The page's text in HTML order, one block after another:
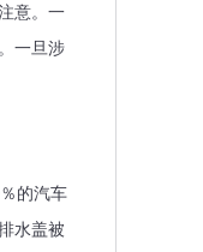
意。一
一旦涉
的汽车
水盖被